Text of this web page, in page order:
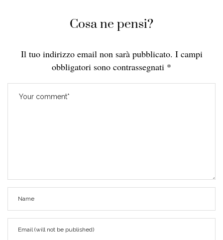
Cosa ne pensi?
Il tuo indirizzo email non sarà pubblicato. I campi
obbligatori sono contrassegnati *